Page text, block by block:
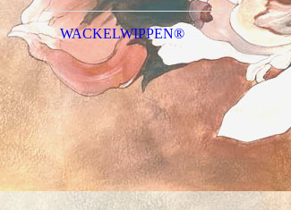
WACKELWIPPEN®